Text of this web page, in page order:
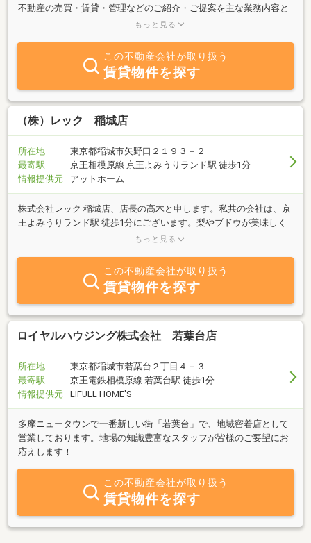
不動産の売買・賃貸・管理などのご紹介・ご提案を主な業務内容と
する地域密着の会社です。「売りたい」「買いたい」「借りたい」
ください。新築物件やご入居される皆様にお得な物件等、豊富な情
報力でお客様のご希望に併せたスピーディーな対応を心掛けており
ます。緑豊かな東京・稲城エリアに住んでみませんか！どうぞお気
軽に当社スタッフまでお問い合わせください！
もっと見る
この不動産会社が取り扱う
賃貸物件を探す
（株）レック 稲城店
所在地
東京都稲城市矢野口２１９３－２
最寄駅
京王相模原線 京王よみうりランド駅 徒歩1分
情報提供元
アットホーム
株式会社レック 稲城店、店長の高木と申します。私共の会社は、京
王よみうりランド駅 徒歩1分にございます。梨やブドウが美味しく
緑豊かな地域です。ロードサイドの店舗も多く、新婚さんや小さな
元密着型の元付け不動産会社なので、ご案内・ご契約～ご入居中の
トラブル～退去まで全て弊社でサポートいたします。弊社のホーム
ページでは仲介手数料無料物件・都市ガス物件・ペット可物件特集
なども掲載しております。是非当社ホームページをご覧下さい。株
式会社レック稲城店は京王相模原線 京王よみうりランド駅 の改札を
出て右へ60M、やどかりマーク(レック君)が目印です。従業員一
たりのお部屋が見つかるよう精一杯お手伝い致しますので、お近く
でお部屋探しの際はぜひ当社にお立ち寄り下さい。
もっと見る
この不動産会社が取り扱う
賃貸物件を探す
ロイヤルハウジング株式会社 若葉台店
所在地
東京都稲城市若葉台２丁目４－３
最寄駅
京王電鉄相模原線 若葉台駅 徒歩1分
情報提供元
LIFULL HOME'S
多摩ニュータウンで一番新しい街「若葉台」で、地域密着店として
営業しております。地場の知識豊富なスタッフが皆様のご要望にお
応えします！
この不動産会社が取り扱う
賃貸物件を探す